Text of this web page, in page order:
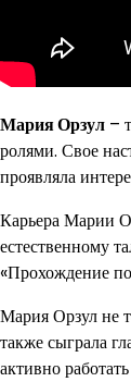
Мария Орзул –
ролями. Свое
проявляла
Карьера Марии
естественному
«Прохождение
Мария Орзул не
также сыграла
активно